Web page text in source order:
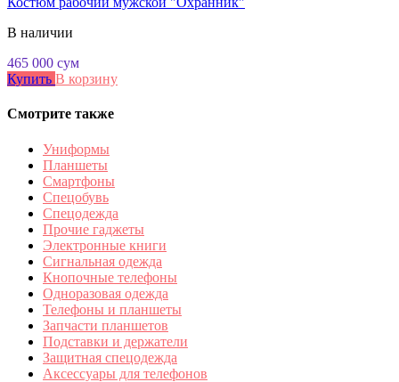
В наличии
465 000 сум
Купить В корзину
Смотрите также
Униформы
Планшеты
Смартфоны
Спецобувь
Спецодежда
Прочие гаджеты
Электронные книги
Сигнальная одежда
Кнопочные телефоны
Одноразовая одежда
Телефоны и планшеты
Запчасти планшетов
Подставки и держатели
Защитная спецодежда
Аксессуары для телефонов